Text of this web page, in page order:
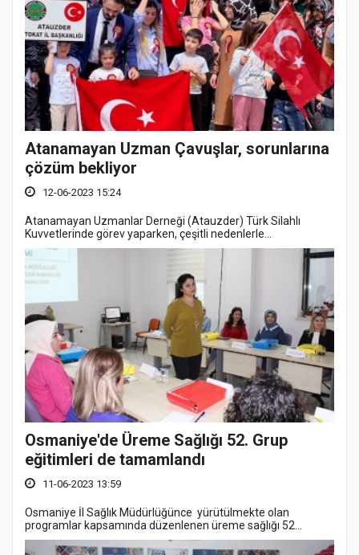
Atanamayan Uzman Çavuşlar, sorunlarına
çözüm bekliyor
12-06-2023 15:24
Atanamayan Uzmanlar Derneği (Atauzder) Türk Silahlı
Kuvvetlerinde görev yaparken, çeşitli nedenlerle...
Osmaniye'de Üreme Sağlığı 52. Grup
eğitimleri de tamamlandı
11-06-2023 13:59
Osmaniye İl Sağlık Müdürlüğünce yürütülmekte olan
programlar kapsamında düzenlenen üreme sağlığı 52...